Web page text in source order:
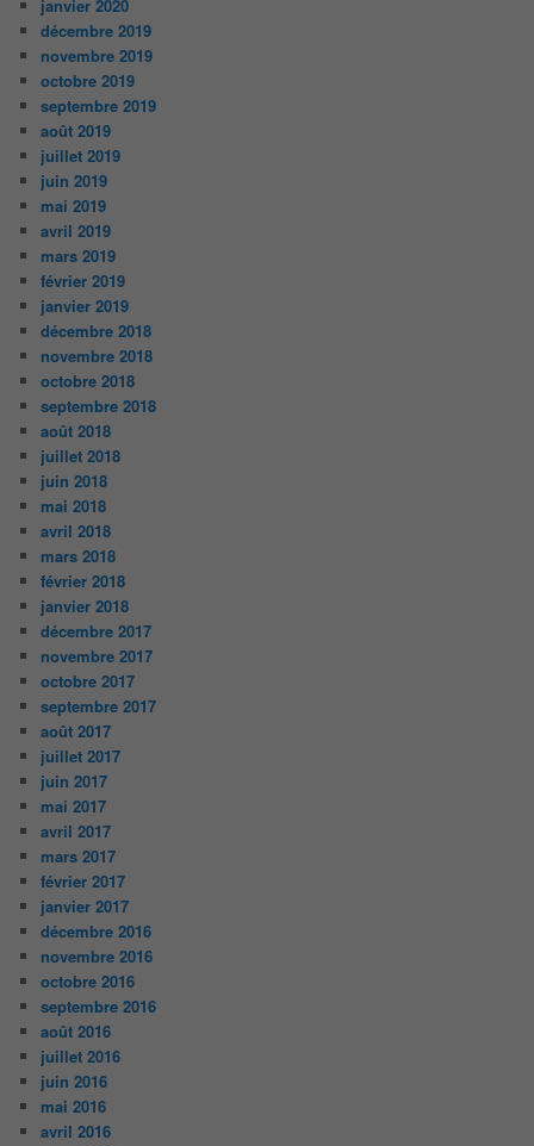
janvier 2020
décembre 2019
novembre 2019
octobre 2019
septembre 2019
août 2019
juillet 2019
juin 2019
mai 2019
avril 2019
mars 2019
février 2019
janvier 2019
décembre 2018
novembre 2018
octobre 2018
septembre 2018
août 2018
juillet 2018
juin 2018
mai 2018
avril 2018
mars 2018
février 2018
janvier 2018
décembre 2017
novembre 2017
octobre 2017
septembre 2017
août 2017
juillet 2017
juin 2017
mai 2017
avril 2017
mars 2017
février 2017
janvier 2017
décembre 2016
novembre 2016
octobre 2016
septembre 2016
août 2016
juillet 2016
juin 2016
mai 2016
avril 2016